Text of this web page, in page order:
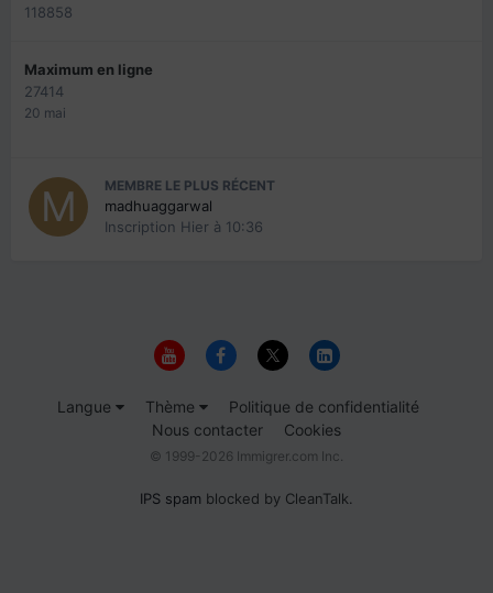
118858
Maximum en ligne
27414
20 mai
MEMBRE LE PLUS RÉCENT
madhuaggarwal
Inscription Hier à 10:36
Langue Thème
Politique de confidentialité
Nous contacter
Cookies
© 1999-2026 Immigrer.com Inc.
IPS spam blocked by CleanTalk.